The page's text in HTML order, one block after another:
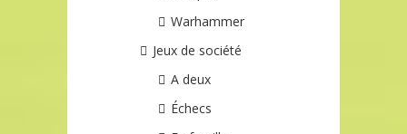
Warhammer
Jeux de société
A deux
Échecs